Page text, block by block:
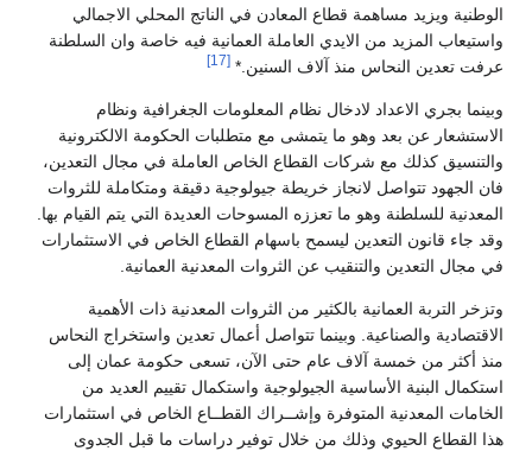
الوطنية ويزيد مساهمة قطاع المعادن في الناتج المحلي الاجمالي
واستيعاب المزيد من الايدي العاملة العمانية فيه خاصة وان السلطنة
عرفت تعدين النحاس منذ آلاف السنين.* [17]
وبينما بجري الاعداد لادخال نظام المعلومات الجغرافية ونظام
الاستشعار عن بعد وهو ما يتمشى مع متطلبات الحكومة الالكترونية
والتنسيق كذلك مع شركات القطاع الخاص العاملة في مجال التعدين،
فان الجهود تتواصل لانجاز خريطة جيولوجية دقيقة ومتكاملة للثروات
المعدنية للسلطنة وهو ما تعززه المسوحات العديدة التي يتم القيام بها.
وقد جاء قانون التعدين ليسمح باسهام القطاع الخاص في الاستثمارات
في مجال التعدين والتنقيب عن الثروات المعدنية العمانية.
وتزخر التربة العمانية بالكثير من الثروات المعدنية ذات الأهمية
الاقتصادية والصناعية. وبينما تتواصل أعمال تعدين واستخراج النحاس
منذ أكثر من خمسة آلاف عام حتى الآن، تسعى حكومة عمان إلى
استكمال البنية الأساسية الجيولوجية واستكمال تقييم العديد من
الخامات المعدنية المتوفرة وإشــراك القطــاع الخاص في استثمارات
هذا القطاع الحيوي وذلك من خلال توفير دراسات ما قبل الجدوى